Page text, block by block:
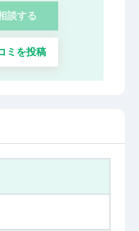
談する
ミを投稿